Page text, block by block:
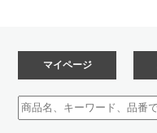
マイページ